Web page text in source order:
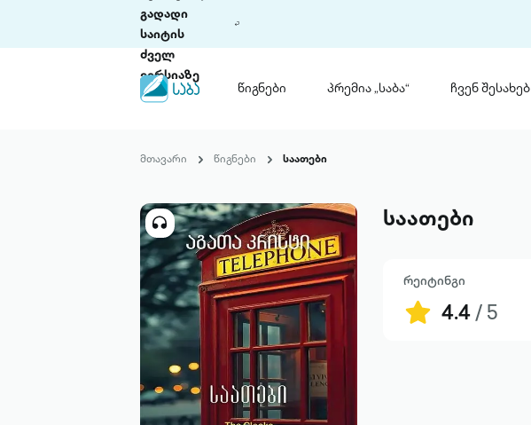
გადადი
საიტის
ძველ
ვერსიაზე
წიგნები პრემია „საბა“
ლიტერატურული პრემია „საბა“
წესდება
საკონკურსო განაცხადი
ჩვენ შესახებ
ჩვენ შესახებ
პაკეტები
მთავარი წიგნები საათები
საათები
რეიტინგი
4.4/ 5